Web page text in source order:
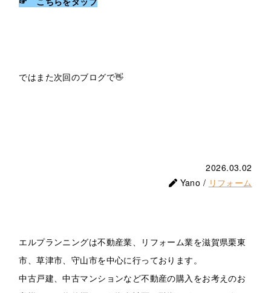
ではまた次回のブログで👋
2026.03.02
Yano / リフォーム
エルプランニングは不動産業、リフォーム業を滋賀県栗東
市、草津市、守山市を中心に行っております。
中古戸建、中古マンションなど不動産の購入をお考えのお